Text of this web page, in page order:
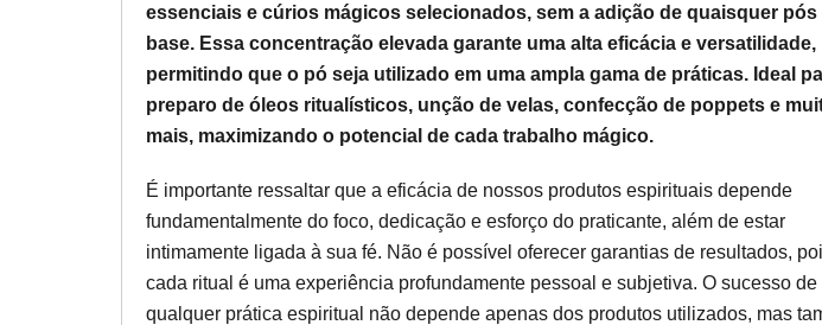
essenciais e cúrios mágicos selecionados, sem a adição de quaisquer pós
base. Essa concentração elevada garante uma alta eficácia e versatilidade,
permitindo que o pó seja utilizado em uma ampla gama de práticas. Ideal
preparo de óleos ritualísticos, unção de velas, confecção de poppets e
mais, maximizando o potencial de cada trabalho mágico.
É importante ressaltar que a eficácia de nossos produtos espirituais depende
fundamentalmente do foco, dedicação e esforço do praticante, além de estar
intimamente ligada à sua fé. Não é possível oferecer garantias de resultados,
cada ritual é uma experiência profundamente pessoal e subjetiva. O sucesso de
qualquer prática espiritual não depende apenas dos produtos utilizados, mas